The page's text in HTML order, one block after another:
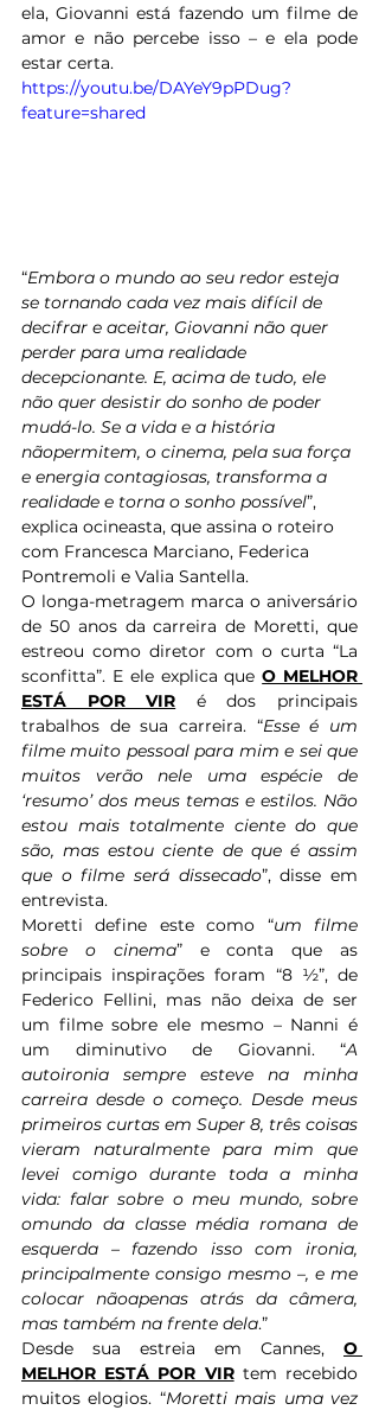
ela, Giovanni está fazendo um filme de
amor e não percebe isso – e ela pode
estar certa.
https://youtu.be/DAYeY9pPDug?
feature=shared
“Embora o mundo ao seu redor esteja
se tornando cada vez mais difícil de
decifrar e aceitar, Giovanni não quer
perder para uma realidade
decepcionante. E, acima de tudo, ele
não quer desistir do sonho de poder
mudá-lo. Se a vida e a história
nãopermitem, o cinema, pela sua força
e energia contagiosas, transforma a
realidade e torna o sonho possível”,
explica ocineasta, que assina o roteiro
com Francesca Marciano, Federica
Pontremoli e Valia Santella.
O longa-metragem marca o aniversário
de 50 anos da carreira de Moretti, que
estreou como diretor com o curta “La
sconfitta”. E ele explica que O MELHOR
ESTÁ POR VIR é dos principais
trabalhos de sua carreira. “Esse é um
filme muito pessoal para mim e sei que
muitos verão nele uma espécie de
‘resumo’ dos meus temas e estilos. Não
estou mais totalmente ciente do que
são, mas estou ciente de que é assim
que o filme será dissecado”, disse em
entrevista.
Moretti define este como “um filme
sobre o cinema” e conta que as
principais inspirações foram “8 ½”, de
Federico Fellini, mas não deixa de ser
um filme sobre ele mesmo – Nanni é
um diminutivo de Giovanni. “A
autoironia sempre esteve na minha
carreira desde o começo. Desde meus
primeiros curtas em Super 8, três coisas
vieram naturalmente para mim que
levei comigo durante toda a minha
vida: falar sobre o meu mundo, sobre
omundo da classe média romana de
esquerda – fazendo isso com ironia,
principalmente consigo mesmo –, e me
colocar nãoapenas atrás da câmera,
mas também na frente dela.”
Desde sua estreia em Cannes, O
MELHOR ESTÁ POR VIR tem recebido
muitos elogios. “Moretti mais uma vez